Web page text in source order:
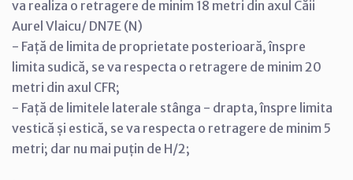
va realiza o retragere de minim 18 metri din axul Căii
Aurel Vlaicu/ DN7E (N)
- Față de limita de proprietate posterioară, înspre
limita sudică, se va respecta o retragere de minim 20
metri din axul CFR;
- Față de limitele laterale stânga - drapta, înspre limita
vestică și estică, se va respecta o retragere de minim 5
metri; dar nu mai puțin de H/2;